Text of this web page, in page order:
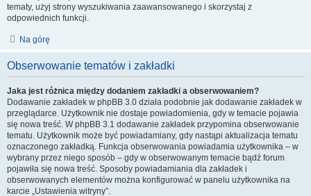
tematy, użyj strony wyszukiwania zaawansowanego i skorzystaj z
odpowiednich funkcji.
Na górę
Obserwowanie tematów i zakładki
Jaka jest różnica między dodaniem zakładki a obserwowaniem?
Dodawanie zakładek w phpBB 3.0 działa podobnie jak dodawanie zakładek w
przeglądarce. Użytkownik nie dostaje powiadomienia, gdy w temacie pojawia
się nowa treść. W phpBB 3.1 dodawanie zakładek przypomina obserwowanie
tematu. Użytkownik może być powiadamiany, gdy nastąpi aktualizacja tematu
oznaczonego zakładką. Funkcja obserwowania powiadamia użytkownika – w
wybrany przez niego sposób – gdy w obserwowanym temacie bądź forum
pojawiła się nowa treść. Sposoby powiadamiania dla zakładek i
obserwowanych elementów można konfigurować w panelu użytkownika na
karcie „Ustawienia witryny”.